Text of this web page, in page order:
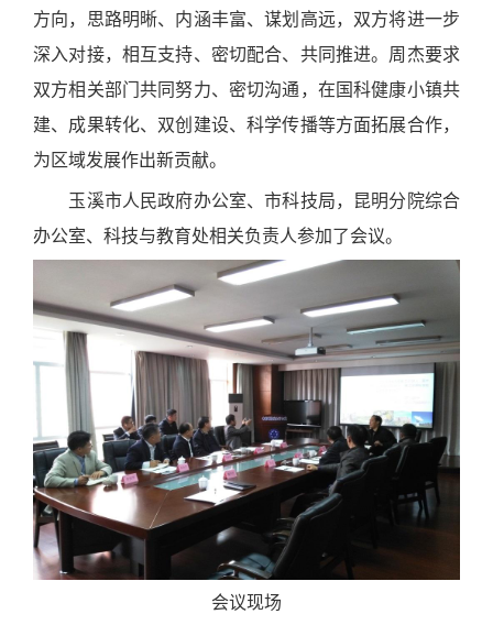
方向，思路明晰、内涵丰富、谋划高远，双方将进一步
深入对接，相互支持、密切配合、共同推进。周杰要求
双方相关部门共同努力、密切沟通，在国科健康小镇共
建、成果转化、双创建设、科学传播等方面拓展合作，
为区域发展作出新贡献。
玉溪市人民政府办公室、市科技局，昆明分院综合
办公室、科技与教育处相关负责人参加了会议。
会议现场